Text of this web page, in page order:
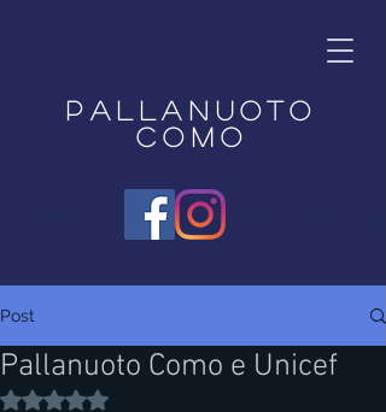
Pallanuoto
Como
Post
Pallanuoto Como e Unicef
Valutazione NaN stelle su 5.